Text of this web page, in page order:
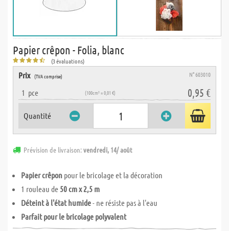
Papier crêpon - Folia, blanc
(3 évaluations)
Prix (TVA comprise) N° 603010
1 pce (100cm² = 0,01 €) 0,95 €
Quantité
Prévision de livraison:vendredi, 14/ août
Papier crêpon pour le bricolage et la décoration
1 rouleau de 50 cm x 2,5 m
Déteint à l'état humide- ne résiste pas à l'eau
Parfait pour le bricolage polyvalent